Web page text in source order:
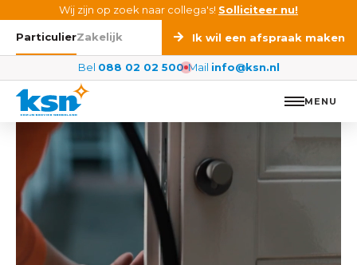
Ga naar de inhoudWij zijn op zoek naar collega's! Solliciteer nu!
ParticulierZakelijk Ik wil een afspraak maken
Bel 088 02 02 500 Mail info@ksn.nl
MENU